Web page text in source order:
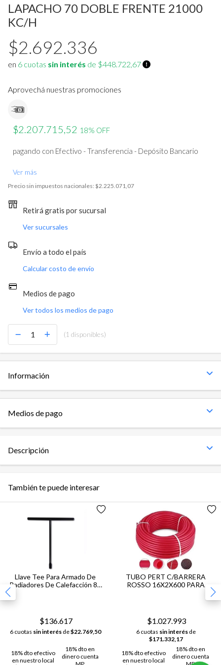
Termostatos
Bombas de calor /chillers
Materiales de instalacion y
accesorios aa
Ver todos
Estufa a leña
Acumuladores de Acs
Ver todos
LAPACHO 70 DOBLE FRENTE 21000
KC/H
$2.692.336
en 6 cuotas sin interés de $448.722,67
Aprovechá nuestras promociones
$2.207.715,52 18% OFF
pagando con Efectivo - Transferencia - Depósito Bancario
Ver más
Precio sin impuestos nacionales: $2.225.071,07
Retirá gratis por sucursal
Ver sucursales
Envío a todo el país
Calcular costo de envío
Medios de pago
Ver todos los medios de pago
(1 disponibles)
Información
Medios de pago
Descripción
También te puede interesar
Llave Tee Para Armado De
Radiadores De Calefacción 80
$136.617
6 cuotas sin interésde$22.769,50
18% dto efectivo
en nuestro local
18% dto en
dinero cuenta
TUBO PERT C/BARRERA
ROSSO 16X2X600 PARA
$1.027.993
6 cuotas sin interésde
$171.332,17
18% dto efectivo
en nuestro local
18% dto en
dinero cuenta